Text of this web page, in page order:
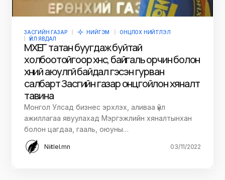
ЗАСГИЙН ГАЗАР НИЙГЭМ
ОНЦЛОХ НИЙТЛЭЛ
ҮЙЛ ЯВДАЛ
МХЕГ татан буугдаж буйтай
холбоотойгоор хүнс, байгаль орчин болон
хүний аюулгүй байдал гэсэн гурван
салбарт Засгийн газар онцгойлон хяналт
тавина
Монгол Улсад бизнес эрхлэх, аливаа үйл
ажиллагаа явуулахад Мэргэжлийн хяналтынхан
болон цагдаа, гааль, оюуны…
Niitlel.mn 03/11/2022